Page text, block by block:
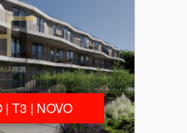
| T3 | NOVO